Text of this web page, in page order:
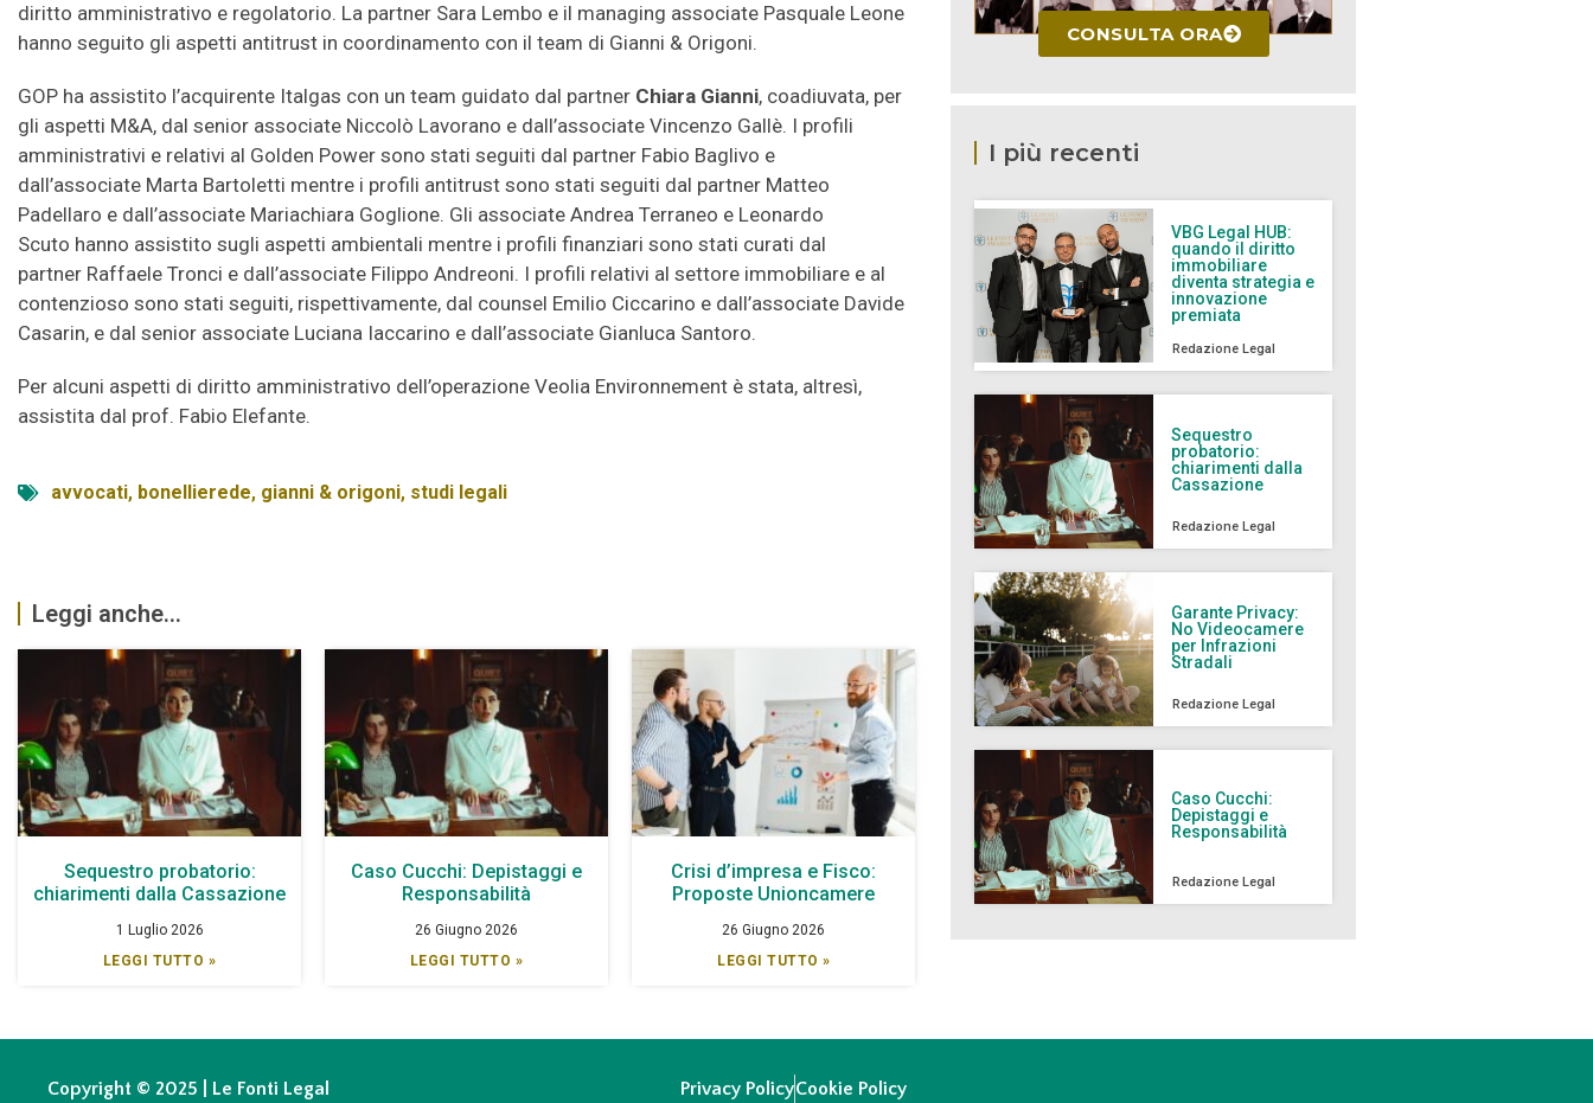
diritto amministrativo e regolatorio. La partner Sara Lembo e il managing associate Pasquale Leone
hanno seguito gli aspetti antitrust in coordinamento con il team di Gianni & Origoni.
GOP ha assistito l’acquirente Italgas con un team guidato dal partner Chiara Gianni, coadiuvata, per
gli aspetti M&A, dal senior associate Niccolò Lavorano e dall’associate Vincenzo Gallè. I profili
amministrativi e relativi al Golden Power sono stati seguiti dal partner Fabio Baglivo e
dall’associate Marta Bartoletti mentre i profili antitrust sono stati seguiti dal partner Matteo
Padellaro e dall’associate Mariachiara Goglione. Gli associate Andrea Terraneo e Leonardo
Scuto hanno assistito sugli aspetti ambientali mentre i profili finanziari sono stati curati dal
partner Raffaele Tronci e dall’associate Filippo Andreoni. I profili relativi al settore immobiliare e al
contenzioso sono stati seguiti, rispettivamente, dal counsel Emilio Ciccarino e dall’associate Davide
Casarin, e dal senior associate Luciana Iaccarino e dall’associate Gianluca Santoro.
Per alcuni aspetti di diritto amministrativo dell’operazione Veolia Environnement è stata, altresì,
assistita dal prof. Fabio Elefante.
avvocati, bonellierede, gianni & origoni, studi legali
Leggi anche...
Sequestro probatorio:
chiarimenti dalla Cassazione
1 Luglio 2026
LEGGI TUTTO »
Caso Cucchi: Depistaggi e
Responsabilità
26 Giugno 2026
LEGGI TUTTO »
Crisi d’impresa e Fisco:
Proposte Unioncamere
26 Giugno 2026
LEGGI TUTTO »
CONSULTA ORA
I più recenti
VBG Legal HUB:
quando il diritto
immobiliare
diventa strategia e
innovazione
premiata
Redazione Legal
Sequestro
probatorio:
chiarimenti dalla
Cassazione
Redazione Legal
Garante Privacy:
No Videocamere
per Infrazioni
Stradali
Redazione Legal
Caso Cucchi:
Depistaggi e
Responsabilità
Redazione Legal
Copyright © 2025 | Le Fonti Legal Privacy PolicyCookie Policy